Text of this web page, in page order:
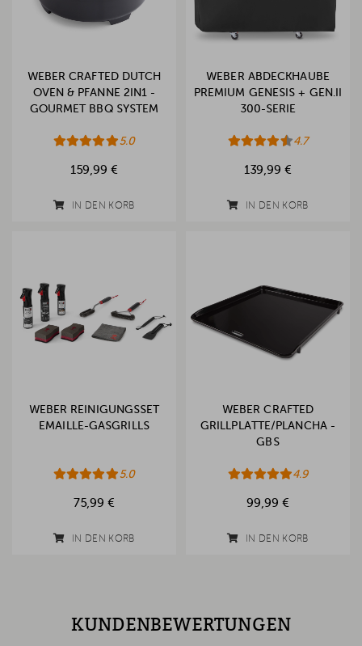
WEBER CRAFTED DUTCH
OVEN & PFANNE 2IN1 -
GOURMET BBQ SYSTEM
5.0
159,99 €
IN DEN KORB
WEBER ABDECKHAUBE
PREMIUM GENESIS + GEN.II
300-SERIE
4.7
139,99 €
IN DEN KORB
WEBER REINIGUNGSSET
EMAILLE-GASGRILLS
5.0
75,99 €
IN DEN KORB
WEBER CRAFTED
GRILLPLATTE/PLANCHA -
GBS
4.9
99,99 €
IN DEN KORB
KUNDENBEWERTUNGEN